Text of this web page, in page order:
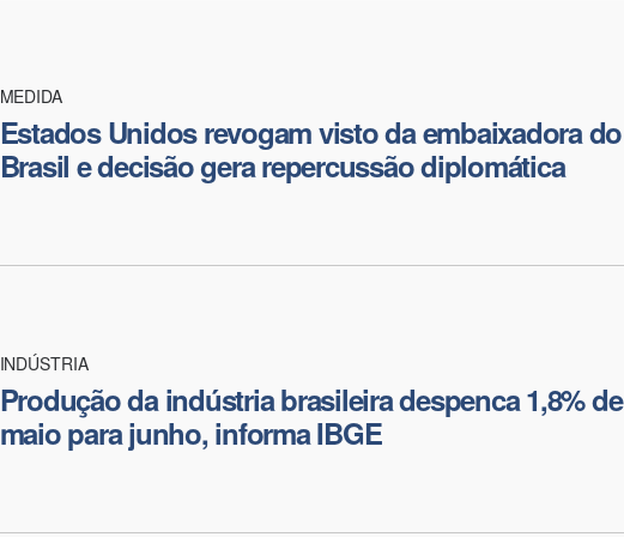
MEDIDA
Estados Unidos revogam visto da embaixadora do
Brasil e decisão gera repercussão diplomática
INDÚSTRIA
Produção da indústria brasileira despenca 1,8% de
maio para junho, informa IBGE